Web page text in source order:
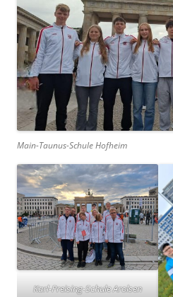
Main-Taunus-Schule Hofheim
Karl-Preising-Schule Arolsen